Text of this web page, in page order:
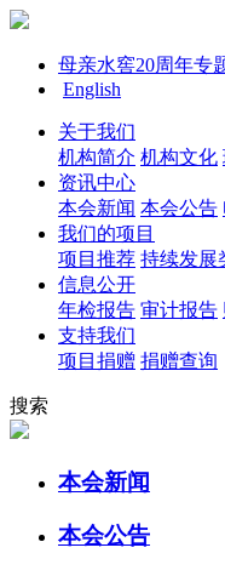
母亲水窖20周年专
English
关于我们
机构简介 机构文化
资讯中心
本会新闻 本会公告
我们的项目
项目推荐 持续发展
信息公开
年检报告 审计报告
支持我们
项目捐赠 捐赠查询
搜索
本会新闻
本会公告